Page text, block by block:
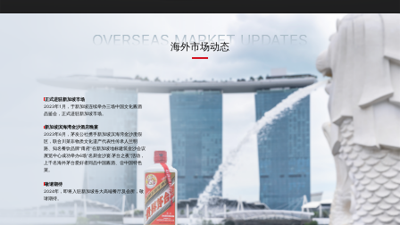
OVERSEAS MARKET UPDATES
海外市场动态
正式进驻新加坡市场
2023年1月，于新加坡连续举办三场中国文化酱酒
品鉴会，正式进驻新加坡市场。
新加坡滨海湾金沙酒店晚宴
2023年6月，茅友公社携手新加坡滨海湾金沙度假
区，联合川菜非物质文化遗产代表性传承人兰明
路、知名餐饮品牌“甬府”在新加坡地标建筑金沙会议
展览中心成功举办6场“名厨金沙宴·茅台之夜”活动，
上千名海外茅台爱好者同品中国酱酒、尝中国特色
菜。
敬请期待
2024年，即将入驻新加坡各大高端餐厅及会所，敬
请期待。